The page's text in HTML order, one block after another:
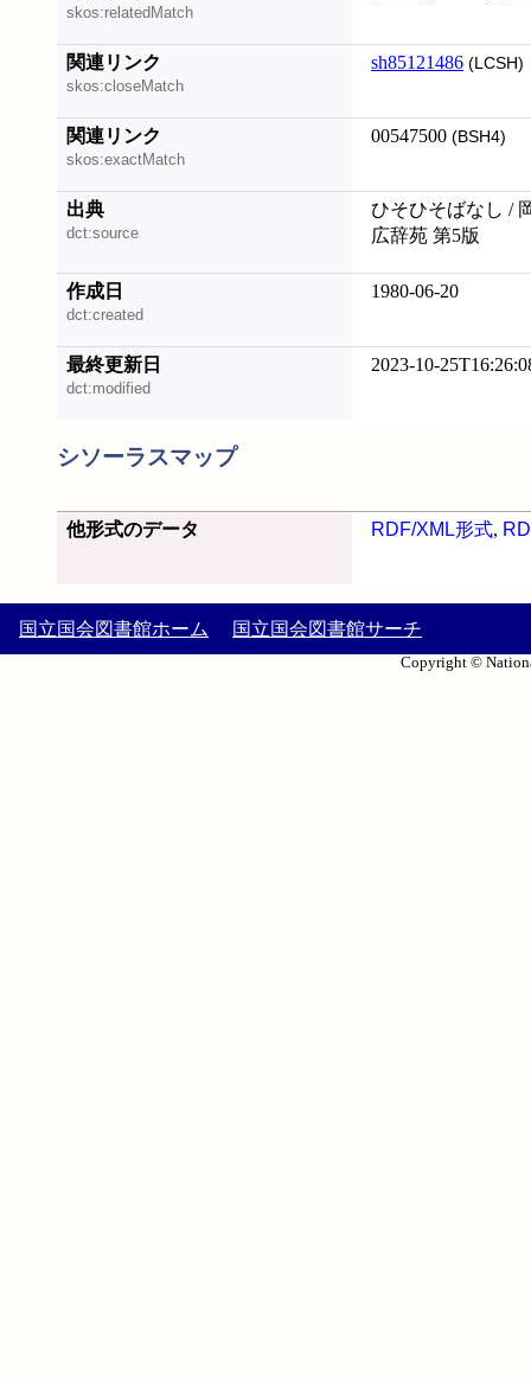
skos:relatedMatch
関連リンク
skos:closeMatch
sh85121486 (LCSH)
関連リンク
skos:exactMatch
00547500 (BSH4)
出典
dct:source
ひそひそばなし /
広辞苑 第5版
作成日
dct:created
1980-06-20
最終更新日
dct:modified
2023-10-
シソーラスマップ
他形式のデータ RDF/XML形式,
国立国会図書館ホーム 国立国会図書館サーチ
Copyright ©